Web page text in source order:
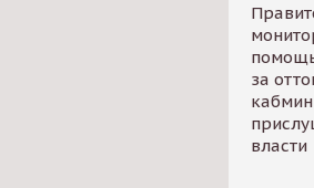
за
власти